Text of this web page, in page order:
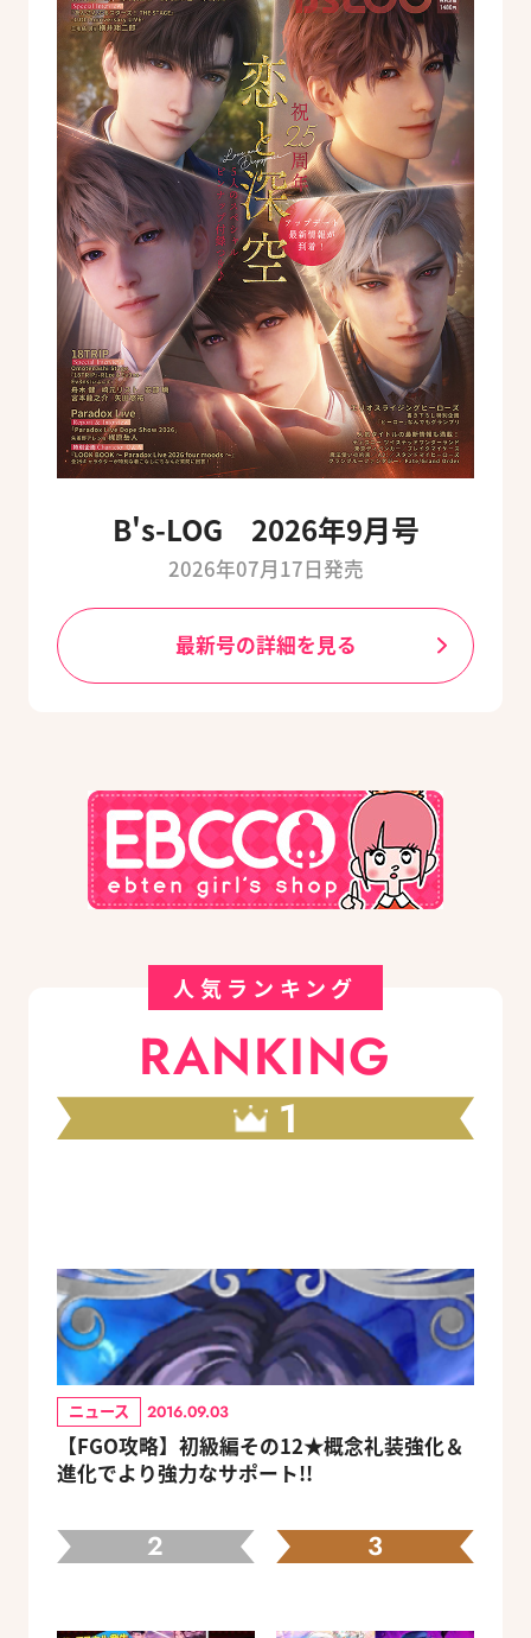
B's-LOG 2026年9月号
2026年07月17日発売
最新号の詳細を見る
人気ランキング
RANKING
1
ニュース 2016.09.03
【FGO攻略】初級編その12★概念礼装強化＆
進化でより強力なサポート!!
2 3